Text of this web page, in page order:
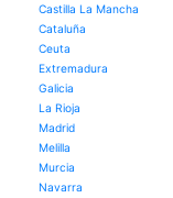
Castilla La Mancha
Cataluña
Ceuta
Extremadura
Galicia
La Rioja
Madrid
Melilla
Murcia
Navarra